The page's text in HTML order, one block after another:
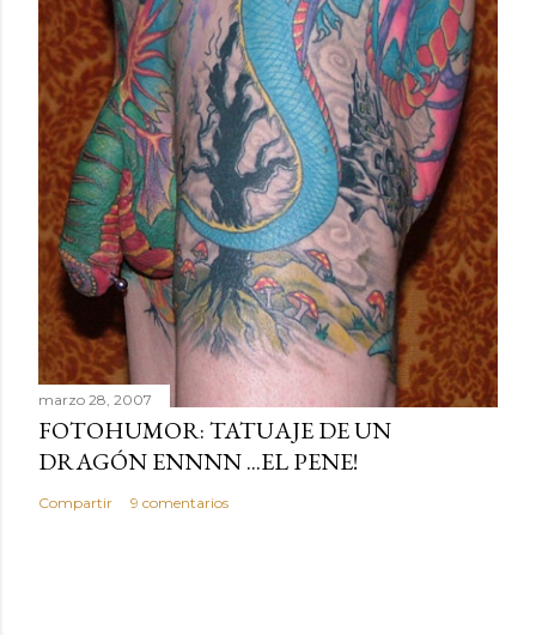
marzo 28, 2007
FOTOHUMOR: TATUAJE DE UN
DRAGÓN ENNNN ...EL PENE!
Compartir 9 comentarios